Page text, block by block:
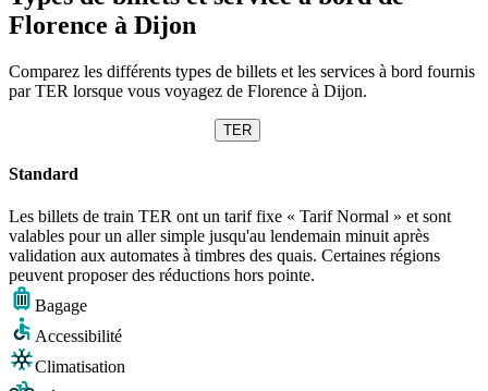
Florence à Dijon
Comparez les différents types de billets et les services à bord fournis
par TER lorsque vous voyagez de Florence à Dijon.
TER
Standard
Les billets de train TER ont un tarif fixe « Tarif Normal » et sont
valables pour un aller simple jusqu'au lendemain minuit après
validation aux automates à timbres des quais. Certaines régions
peuvent proposer des réductions hors pointe.
Bagage
Accessibilité
Climatisation